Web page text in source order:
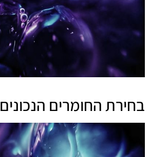
בחירת החומרים הנכונים